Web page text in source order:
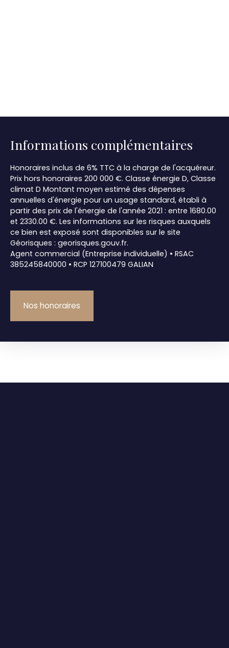
Informations complémentaires
Honoraires inclus de 6% TTC à la charge de l'acquéreur.
Prix hors honoraires 200 000 €. Classe énergie D, Classe
climat D Montant moyen estimé des dépenses
annuelles d'énergie pour un usage standard, établi à
partir des prix de l'énergie de l'année 2021 : entre 1680.00
et 2330.00 €. Les informations sur les risques auxquels
ce bien est exposé sont disponibles sur le site
Géorisques : georisques.gouv.fr.
Agent commercial (Entreprise individuelle) • RSAC
385245840000 • RCP 127100479 GALIAN
Nos honoraires